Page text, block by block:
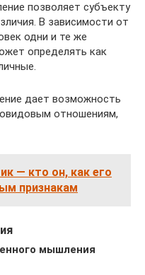
позволяет субъекту
В зависимости от
одни и те же
определять как
дает возможность
отношениям,
— кто он, как его
признакам
мышления